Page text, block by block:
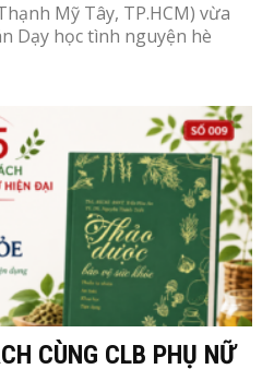
Mỹ Tây, TP.HCM) vừa
Dạy học tình nguyện hè
CÙNG CLB PHỤ NỮ